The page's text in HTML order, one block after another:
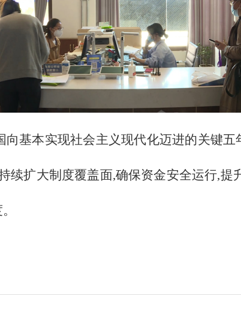
向基本实现社会主义现代化迈进的关键
续扩大制度覆盖面,确保资金安全运行,提